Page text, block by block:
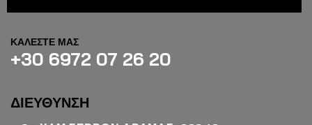
ΚΑΛΕΣΤΕ ΜΑΣ
+30 6972 07 26 20
ΔΙΕΥΘΥΝΣΗ